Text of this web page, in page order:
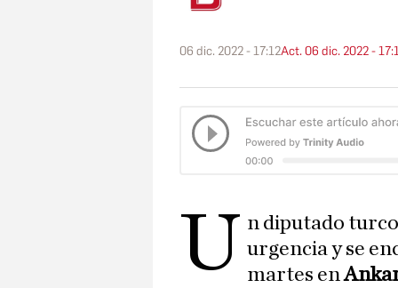
06 dic. 2022 - 17:12Act. 06 dic. 2022 -
U n diputado
urgencia y se
martes en